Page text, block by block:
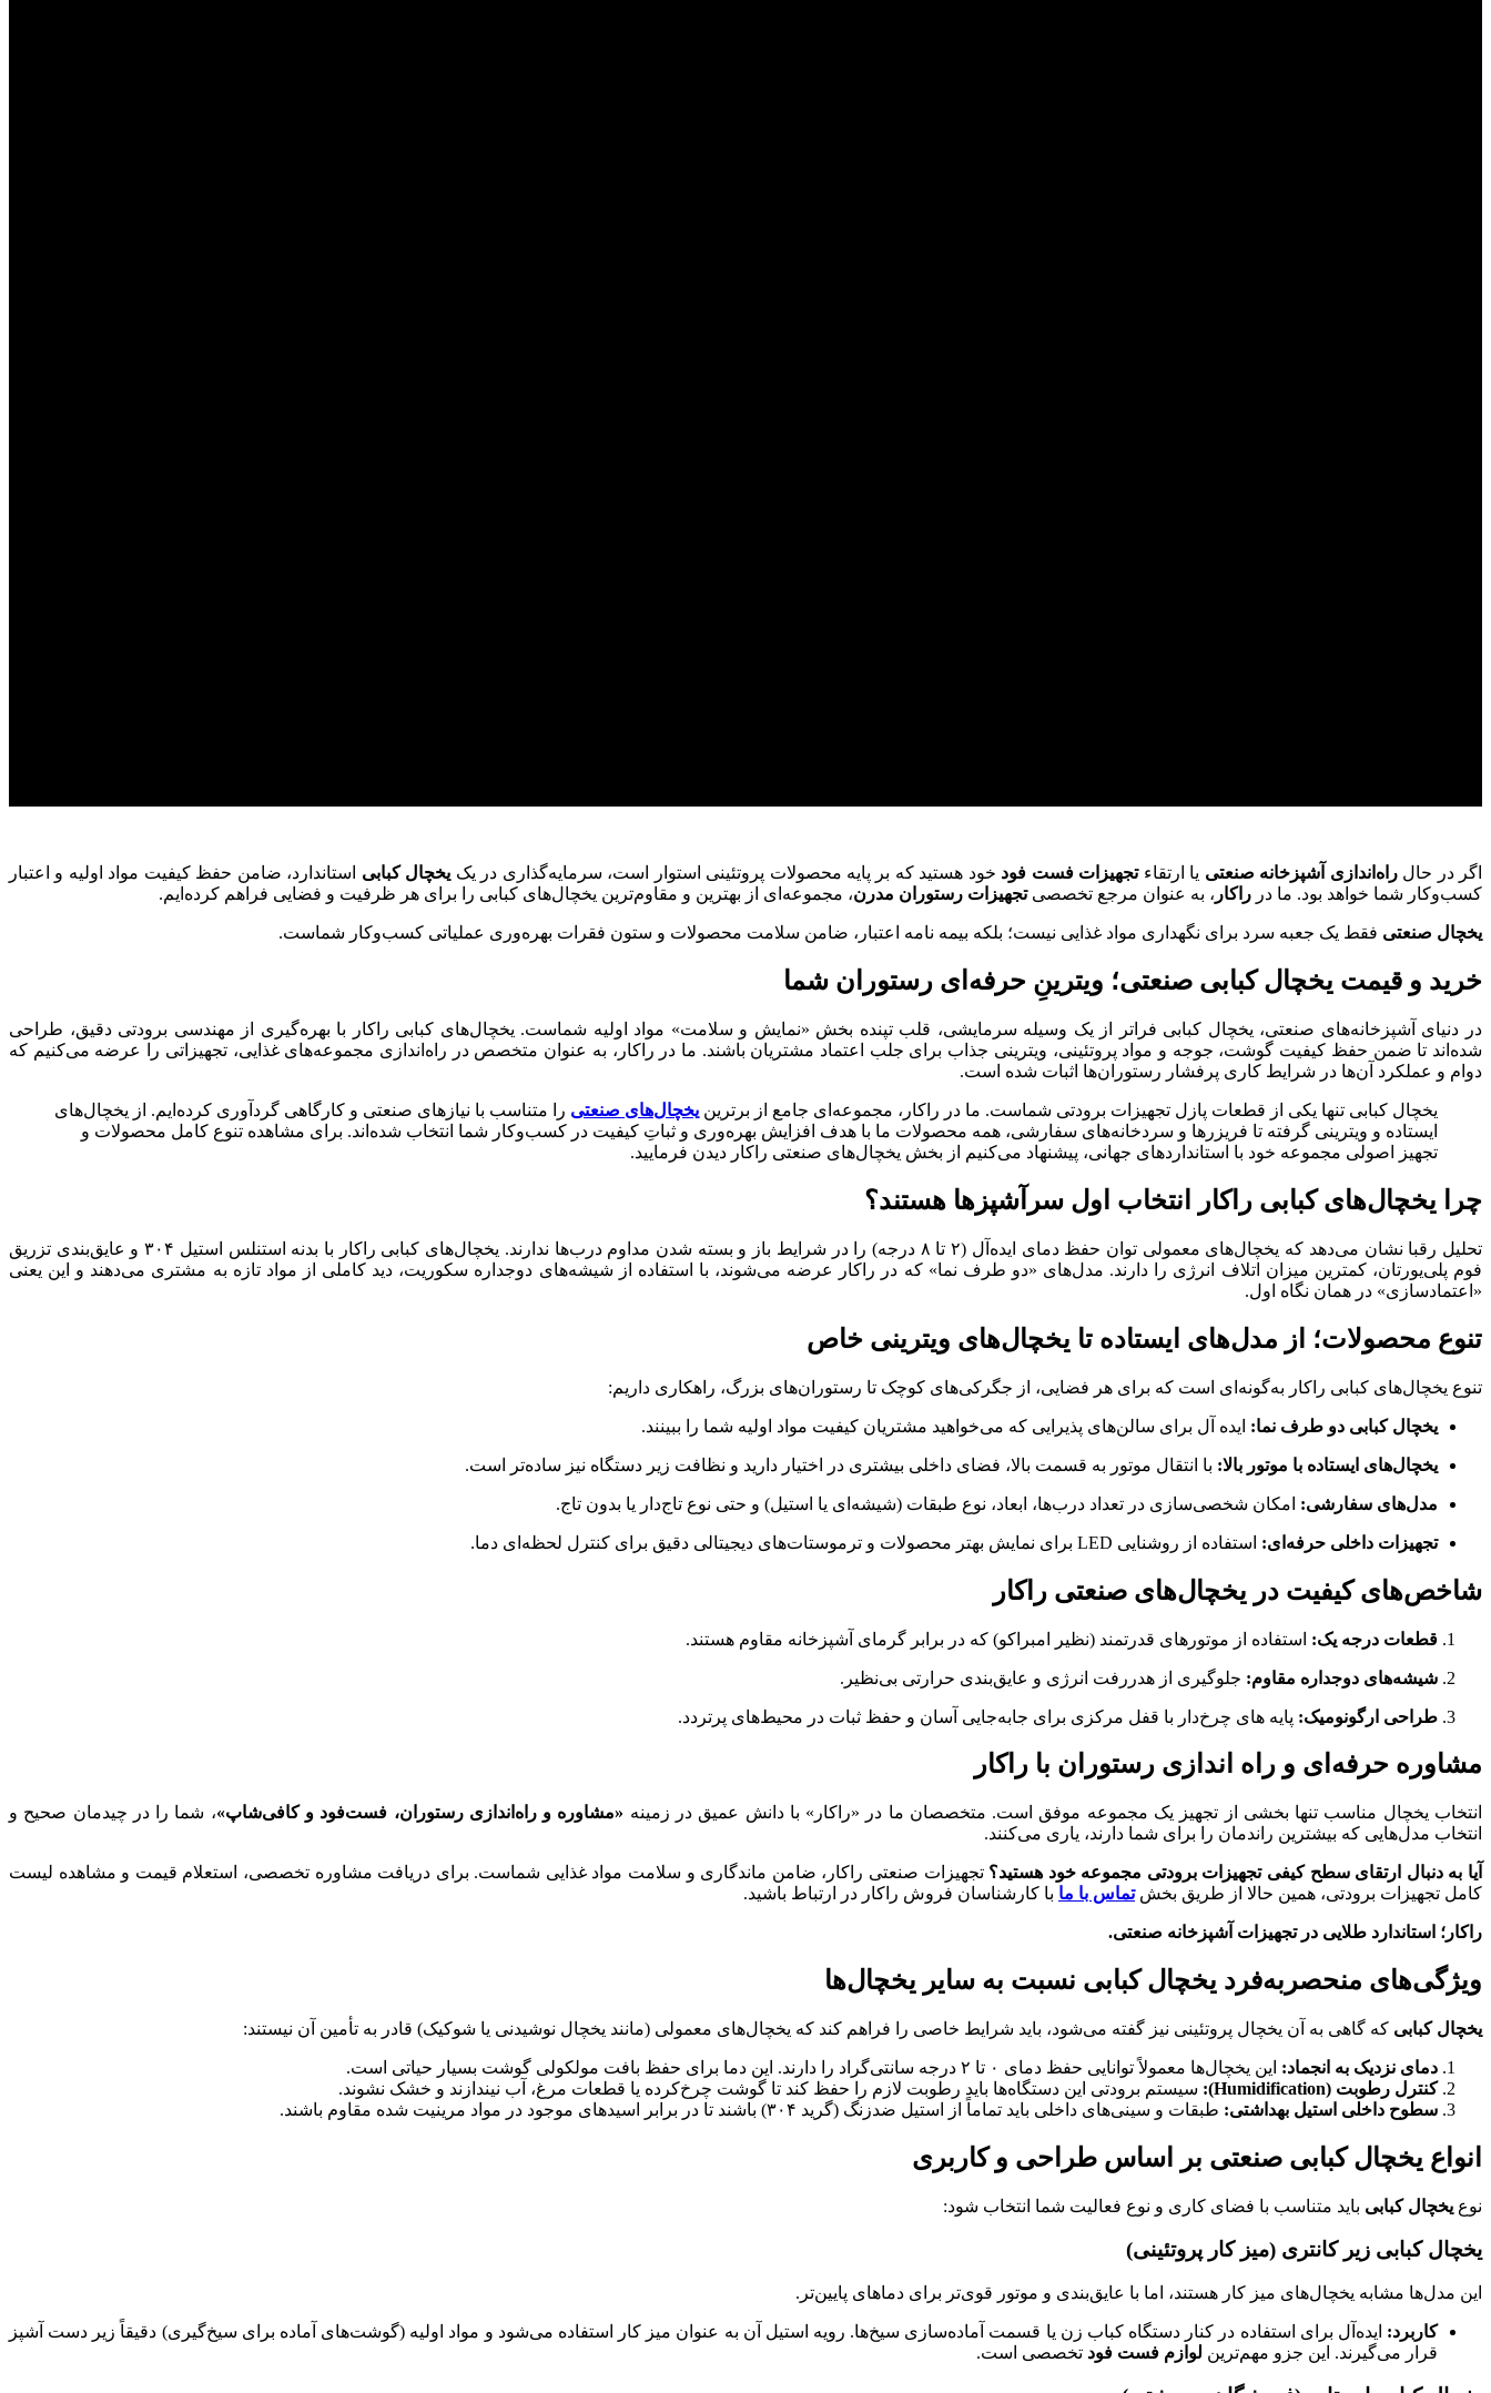
اگر در حالراه‌اندازی آشپزخانه صنعتی یا ارتقاءتجهیزات فست فود خود هستید که بر پایه محصولات پروتئینی استوار است، سرمایه‌گذاری در یک یخچال کبابی استاندارد، ضامن حفظ کیفیت مواد اولیه و اعتبار
کسب‌وکار شما خواهد بود. ما در راکار ، به عنوان مرجع تخصصیتجهیزات رستوران مدرن، مجموعه‌ای از بهترین و مقاوم‌ترین یخچال‌های کبابی را برای هر ظرفیت و فضایی فراهم کرده‌ایم.
یخچال صنعتی فقط یک جعبه سرد برای نگهداری مواد غذایی نیست؛ بلکه بیمه نامه اعتبار، ضامن سلامت محصولات و ستون فقرات بهره‌وری عملیاتی کسب‌وکار شماست.
خرید و قیمت یخچال کبابی صنعتی؛ ویترینِ حرفه‌ای رستوران شما
در دنیای آشپزخانه‌های صنعتی، یخچال کبابی فراتر از یک وسیله سرمایشی، قلب تپنده بخش «نمایش و سلامت» مواد اولیه شماست. یخچال‌های کبابی راکار با بهره‌گیری از مهندسی برودتی دقیق، طراحی
شده‌اند تا ضمن حفظ کیفیت گوشت، جوجه و مواد پروتئینی، ویترینی جذاب برای جلب اعتماد مشتریان باشند. ما در راکار، به عنوان متخصص در راه‌اندازی مجموعه‌های غذایی، تجهیزاتی را عرضه می‌کنیم که
دوام و عملکرد آن‌ها در شرایط کاری پرفشار رستوران‌ها اثبات شده است.
یخچال کبابی تنها یکی از قطعات پازل تجهیزات برودتی شماست. ما در راکار، مجموعه‌ای جامع از برترین یخچال‌های صنعتی را متناسب با نیازهای صنعتی و کارگاهی گردآوری کرده‌ایم. از یخچال‌های
ایستاده و ویترینی گرفته تا فریزرها و سردخانه‌های سفارشی، همه محصولات ما با هدف افزایش بهره‌وری و ثباتِ کیفیت در کسب‌وکار شما انتخاب شده‌اند. برای مشاهده تنوع کامل محصولات و
تجهیز اصولی مجموعه خود با استانداردهای جهانی، پیشنهاد می‌کنیم از بخش یخچال‌های صنعتی راکار دیدن فرمایید.
چرا یخچال‌های کبابی راکار انتخاب اول سرآشپزها هستند؟
تحلیل رقبا نشان می‌دهد که یخچال‌های معمولی توان حفظ دمای ایده‌آل (۲ تا ۸ درجه) را در شرایط باز و بسته شدن مداوم درب‌ها ندارند. یخچال‌های کبابی راکار با بدنه استنلس استیل ۳۰۴ و عایق‌بندی تزریق
فوم پلی‌یورتان، کمترین میزان اتلاف انرژی را دارند. مدل‌های «دو طرف نما» که در راکار عرضه می‌شوند، با استفاده از شیشه‌های دوجداره سکوریت، دید کاملی از مواد تازه به مشتری می‌دهند و این یعنی
«اعتمادسازی» در همان نگاه اول.
تنوع محصولات؛ از مدل‌های ایستاده تا یخچال‌های ویترینی خاص
تنوع یخچال‌های کبابی راکار به‌گونه‌ای است که برای هر فضایی، از جگرکی‌های کوچک تا رستوران‌های بزرگ، راهکاری داریم:
یخچال کبابی دو طرف نما: ایده آل برای سالن‌های پذیرایی که می‌خواهید مشتریان کیفیت مواد اولیه شما را ببینند.
یخچال‌های ایستاده با موتور بالا: با انتقال موتور به قسمت بالا، فضای داخلی بیشتری در اختیار دارید و نظافت زیر دستگاه نیز ساده‌تر است.
مدل‌های سفارشی: امکان شخصی‌سازی در تعداد درب‌ها، ابعاد، نوع طبقات (شیشه‌ای یا استیل) و حتی نوع تاج‌دار یا بدون تاج.
تجهیزات داخلی حرفه‌ای: استفاده از روشنایی LED برای نمایش بهتر محصولات و ترموستات‌های دیجیتالی دقیق برای کنترل لحظه‌ای دما.
شاخص‌های کیفیت در یخچال‌های صنعتی راکار
قطعات درجه یک: استفاده از موتورهای قدرتمند (نظیر امبراکو) که در برابر گرمای آشپزخانه مقاوم هستند.
شیشه‌های دوجداره مقاوم: جلوگیری از هدررفت انرژی و عایق‌بندی حرارتی بی‌نظیر.
طراحی ارگونومیک: پایه های چرخ‌دار با قفل مرکزی برای جابه‌جایی آسان و حفظ ثبات در محیط‌های پرتردد.
مشاوره حرفه‌ای و راه اندازی رستوران با راکار
انتخاب یخچال مناسب تنها بخشی از تجهیز یک مجموعه موفق است. متخصصان ما در «راکار» با دانش عمیق در زمینه «مشاوره و راه‌اندازی رستوران، فست‌فود و کافی‌شاپ»، شما را در چیدمان صحیح و
انتخاب مدل‌هایی که بیشترین راندمان را برای شما دارند، یاری می‌کنند.
آیا به دنبال ارتقای سطح کیفی تجهیزات برودتی مجموعه خود هستید؟ تجهیزات صنعتی راکار، ضامن ماندگاری و سلامت مواد غذایی شماست. برای دریافت مشاوره تخصصی، استعلام قیمت و مشاهده لیست
کامل تجهیزات برودتی، همین حالا از طریق بخشتماس با ما با کارشناسان فروش راکار در ارتباط باشید.
راکار؛ استاندارد طلایی در تجهیزات آشپزخانه صنعتی.
ویژگی‌های منحصربه‌فرد یخچال کبابی نسبت به سایر یخچال‌ها
یخچال کبابی که گاهی به آن یخچال پروتئینی نیز گفته می‌شود، باید شرایط خاصی را فراهم کند که یخچال‌های معمولی (مانند یخچال نوشیدنی یا شوکیک) قادر به تأمین آن نیستند:
دمای نزدیک به انجماد: این یخچال‌ها معمولاً توانایی حفظ دمای ۰ تا ۲ درجه سانتی‌گراد را دارند. این دما برای حفظ بافت مولکولی گوشت بسیار حیاتی است.
کنترل رطوبت (Humidification
): سیستم برودتی این دستگاه‌ها باید رطوبت لازم را حفظ کند تا گوشت چرخ‌کرده یا قطعات مرغ، آب نیندازند و خشک نشوند.
سطوح داخلی استیل بهداشتی: طبقات و سینی‌های داخلی باید تماماً از استیل ضدزنگ (گرید ۳۰۴) باشند تا در برابر اسیدهای موجود در مواد مرینیت شده مقاوم باشند.
انواع یخچال کبابی صنعتی بر اساس طراحی و کاربری
نوع یخچال کبابی باید متناسب با فضای کاری و نوع فعالیت شما انتخاب شود:
یخچال کبابی زیر کانتری (میز کار پروتئینی)
این مدل‌ها مشابه یخچال‌های میز کار هستند، اما با عایق‌بندی و موتور قوی‌تر برای دماهای پایین‌تر.
کاربرد: ایده‌آل برای استفاده در کنار دستگاه کباب زن یا قسمت آماده‌سازی سیخ‌ها. رویه استیل آن به عنوان میز کار استفاده می‌شود و مواد اولیه (گوشت‌های آماده برای سیخ‌گیری) دقیقاً زیر دست آشپز
قرار می‌گیرند. این جزو مهم‌ترین لوازم فست فود تخصصی است.